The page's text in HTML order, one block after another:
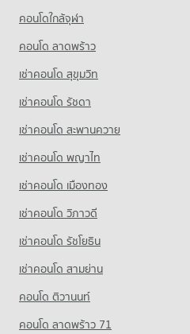
คอนโดใกล้จุฬา
คอนโด ลาดพร้าว
เช่าคอนโด สุขุมวิท
เช่าคอนโด รัชดา
เช่าคอนโด สะพานควาย
เช่าคอนโด พญาไท
เช่าคอนโด เมืองทอง
เช่าคอนโด วิภาวดี
เช่าคอนโด รัชโยธิน
เช่าคอนโด สามย่าน
คอนโด ติวานนท์
คอนโด ลาดพร้าว 71